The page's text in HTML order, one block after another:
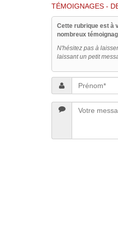
TÉMOIGNAGES -
Cette rubrique est à
nombreux
N'hésitez pas à
laissant un petit